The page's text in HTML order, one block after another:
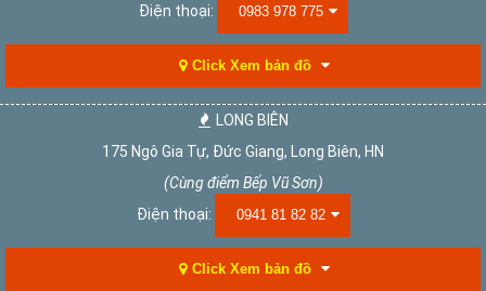
Điện thoại:
0983 978 775
Click Xem bản đồ
LONG BIÊN
175 Ngô Gia Tự, Đức Giang, Long Biên, HN
(Cùng điểm Bếp Vũ Sơn)
Điện thoại:
0941 81 82 82
Click Xem bản đồ